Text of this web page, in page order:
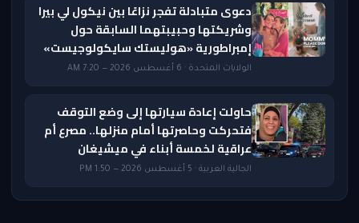
دعوى متبادلة تفجر نزاعًا بين نيكول لي بيرا
وشريكتها وحبيبتهما السابقة حول
إمبراطورية «هوليستك سايكولوجيست»
الولايات المتحدة · 6 أغسطس 2026 — 7:20 AM
حاولت إعادة سيارتها إلى وضع التوقف
فتحركت وحاصرتها أمام منزلها.. مصرع أم
عراقية لخمسة أبناء في ميشيغان
الجالية العربية · 5 أغسطس 2026 — 1:50 PM